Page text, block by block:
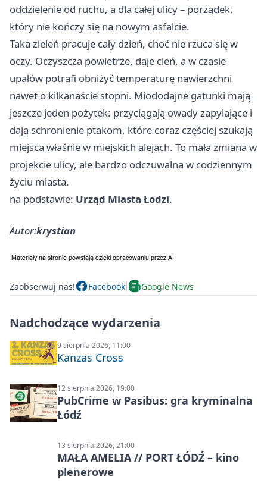
oddzielenie od ruchu, a dla całej ulicy – porządek,
który nie kończy się na nowym asfalcie.
Taka zieleń pracuje cały dzień, choć nie rzuca się w
oczy. Oczyszcza powietrze, daje cień, a w czasie
upałów potrafi obniżyć temperaturę nawierzchni
nawet o kilkanaście stopni. Miododajne gatunki mają
jeszcze jeden pożytek: przyciągają owady zapylające i
dają schronienie ptakom, które coraz częściej szukają
miejsca właśnie w miejskich alejach. To mała zmiana w
projekcie ulicy, ale bardzo odczuwalna w codziennym
życiu miasta.
na podstawie: Urząd Miasta Łodzi.
Autor:krystian
Zaobserwuj nas! Facebook Google News
Nadchodzące wydarzenia
9 sierpnia 2026, 11:00
Kanzas Cross
12 sierpnia 2026, 19:00
PubCrime w Pasibus: gra kryminalna
Łódź
13 sierpnia 2026, 21:00
MAŁA AMELIA // PORT ŁÓDŹ – kino
plenerowe